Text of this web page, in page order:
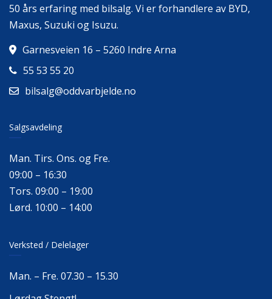
50 års erfaring med bilsalg. Vi er forhandlere av BYD,
Maxus, Suzuki og Isuzu.
Garnesveien 16 – 5260 Indre Arna
55 53 55 20
bilsalg@oddvarbjelde.no
Salgsavdeling
Man. Tirs. Ons. og Fre.
09:00 – 16:30
Tors. 09:00 – 19:00
Lørd. 10:00 – 14:00
Verksted / Delelager
Man. – Fre. 07.30 – 15.30